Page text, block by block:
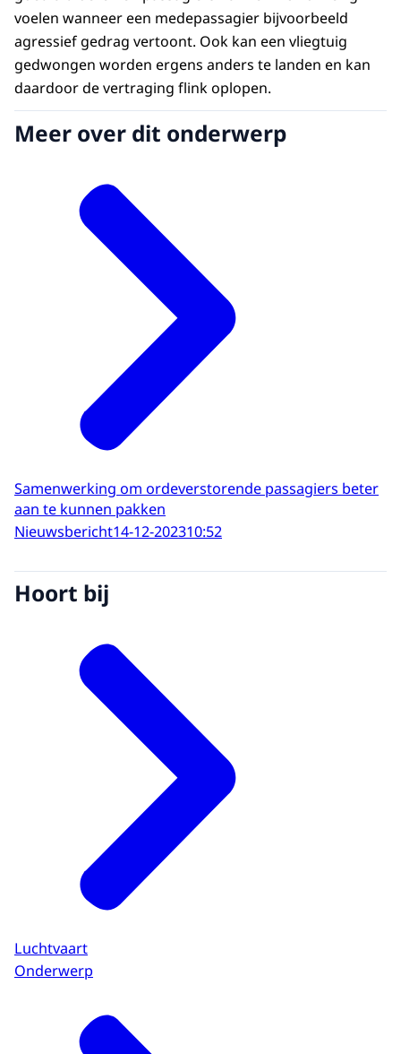
voelen wanneer een medepassagier bijvoorbeeld
agressief gedrag vertoont. Ook kan een vliegtuig
gedwongen worden ergens anders te landen en kan
daardoor de vertraging flink oplopen.
Meer over dit onderwerp
Samenwerking om ordeverstorende passagiers beter
aan te kunnen pakken
Nieuwsbericht14-12-202310:52
Hoort bij
Luchtvaart
Onderwerp